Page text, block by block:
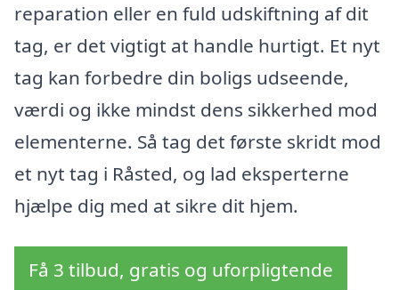
reparation eller en fuld udskiftning af dit
tag, er det vigtigt at handle hurtigt. Et nyt
tag kan forbedre din boligs udseende,
værdi og ikke mindst dens sikkerhed mod
elementerne. Så tag det første skridt mod
et nyt tag i Råsted, og lad eksperterne
hjælpe dig med at sikre dit hjem.
Få 3 tilbud, gratis og uforpligtende